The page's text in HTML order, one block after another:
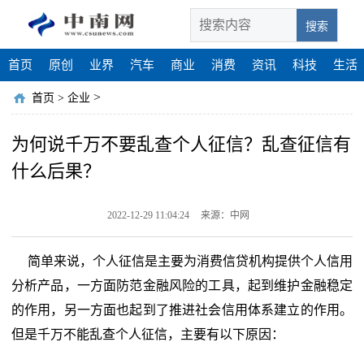
搜索
首页 原创 业界 汽车 商业 消费 资讯 科技 生活
首页 > 企业 >
为何说千万不要乱查个人征信？乱查征信有
什么后果？
2022-12-29 11:04:24 来源：中网
简单来说，个人征信是主要为消费信贷机构提供个人信用
分析产品，一方面防范金融风险的工具，起到维护金融稳定
的作用，另一方面也起到了推进社会信用体系建立的作用。
但是千万不能乱查个人征信，主要有以下原因：